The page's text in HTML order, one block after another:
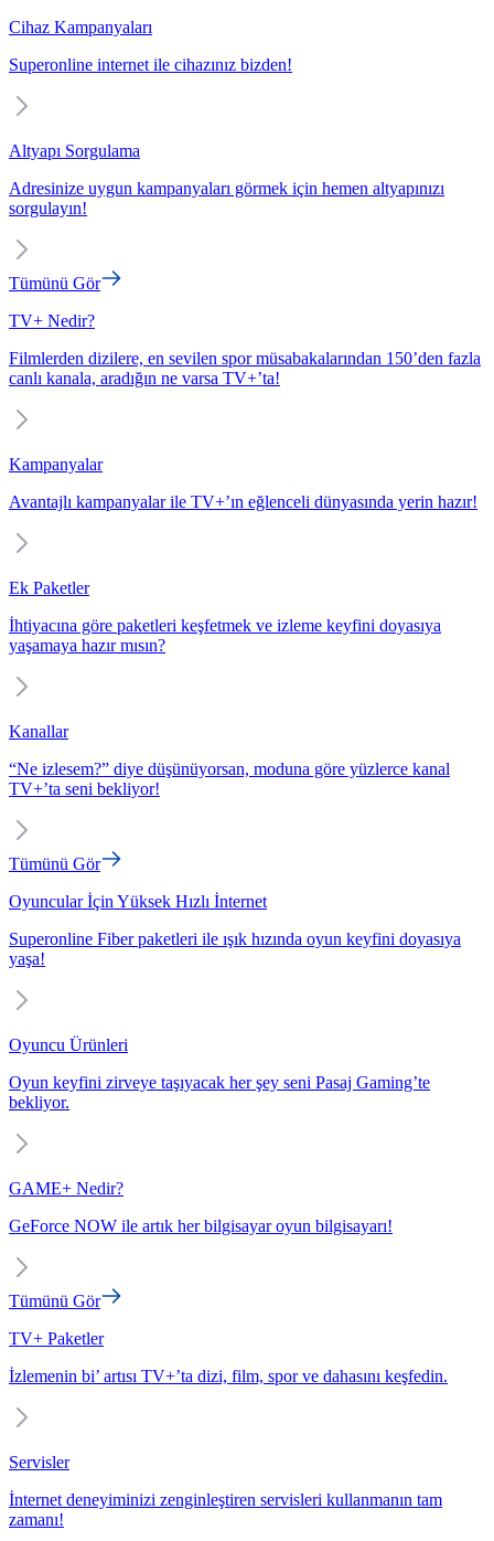
Cihaz Kampanyaları
Superonline internet ile cihazınız bizden!
Altyapı Sorgulama
Adresinize uygun kampanyaları görmek için hemen altyapınızı
sorgulayın!
Tümünü Gör
TV+ Nedir?
Filmlerden dizilere, en sevilen spor müsabakalarından 150’den fazla
canlı kanala, aradığın ne varsa TV+’ta!
Kampanyalar
Avantajlı kampanyalar ile TV+’ın eğlenceli dünyasında yerin hazır!
Ek Paketler
İhtiyacına göre paketleri keşfetmek ve izleme keyfini doyasıya
yaşamaya hazır mısın?
Kanallar
“Ne izlesem?” diye düşünüyorsan, moduna göre yüzlerce kanal
TV+’ta seni bekliyor!
Tümünü Gör
Oyuncular İçin Yüksek Hızlı İnternet
Superonline Fiber paketleri ile ışık hızında oyun keyfini doyasıya
yaşa!
Oyuncu Ürünleri
Oyun keyfini zirveye taşıyacak her şey seni Pasaj Gaming’te
bekliyor.
GAME+ Nedir?
GeForce NOW ile artık her bilgisayar oyun bilgisayarı!
Tümünü Gör
TV+ Paketler
İzlemenin bi’ artısı TV+’ta dizi, film, spor ve dahasını keşfedin.
Servisler
İnternet deneyiminizi zenginleştiren servisleri kullanmanın tam
zamanı!